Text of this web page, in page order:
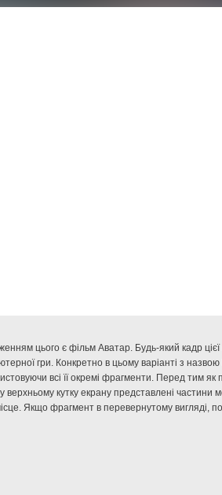
цього є фільм Аватар. Будь-який кадр
гри. Конкретно в цьому варіанті з
всі її окремі фрагменти. Перед тим як
кутку екрану представлені частини
Якщо фрагмент в перевернутому вигляді,